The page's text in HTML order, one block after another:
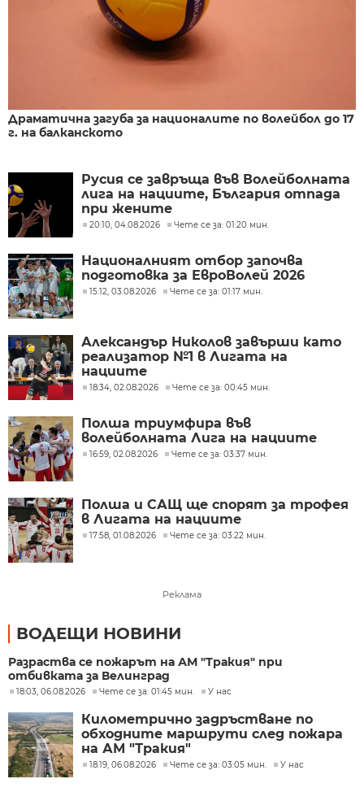
Драматична загуба за националите по волейбол до 17
г. на балканското
Русия се завръща във Волейболната
лига на нациите, България отпада
при жените
20:10, 04.08.2026 Чете се за: 01:20 мин.
Националният отбор започва
подготовка за ЕвроВолей 2026
15:12, 03.08.2026 Чете се за: 01:17 мин.
Александър Николов завърши като
реализатор №1 в Лигата на
нациите
18:34, 02.08.2026 Чете се за: 00:45 мин.
Полша триумфира във
волейболната Лига на нациите
16:59, 02.08.2026 Чете се за: 03:37 мин.
Полша и САЩ ще спорят за трофея
в Лигата на нациите
17:58, 01.08.2026 Чете се за: 03:22 мин.
Реклама
ВОДЕЩИ НОВИНИ
Разраства се пожарът на АМ "Тракия" при
отбивката за Велинград
18:03, 06.08.2026 Чете се за: 01:45 мин. У нас
Километрично задръстване по
обходните маршрути след пожара
на АМ "Тракия"
18:19, 06.08.2026 Чете се за: 03:05 мин. У нас